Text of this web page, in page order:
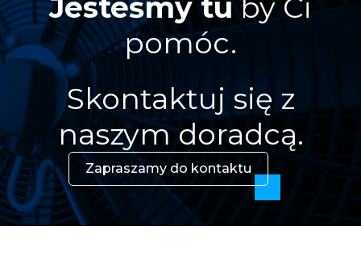
Jesteśmy tu by Ci
pomóc.
Skontaktuj się z
naszym doradcą.
Zapraszamy do kontaktu